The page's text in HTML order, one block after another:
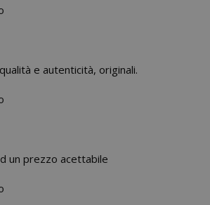
e autenticità, originali.
un prezzo acettabile